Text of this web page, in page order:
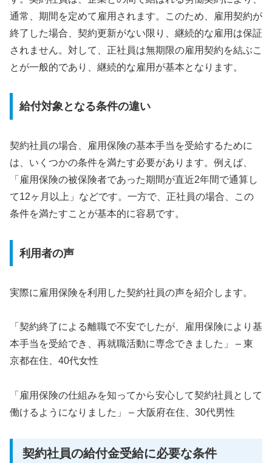
通常、期間を定めて雇用されます。このため、雇用契約が
終了した場合、契約更新がない限り、継続的な雇用は保証
されません。対して、正社員は無期限の雇用契約を結ぶこ
とが一般的であり、継続的な雇用が基本となります。
給付対象となる条件の違い
契約社員の場合、雇用保険の基本手当を受給するために
は、いくつかの条件を満たす必要があります。例えば、
「雇用保険の被保険者であった期間が直近2年間で通算し
て12ヶ月以上」などです。一方で、正社員の場合、この
条件を満たすことが基本的に容易です。
利用者の声
実際に雇用保険を利用した契約社員の声を紹介します。
「契約終了による離職で不安でしたが、雇用保険により基
本手当を受給でき、再就職活動に専念できました」 – 東
京都在住、40代女性
「雇用保険の仕組みを知ってから安心して契約社員として
働けるようになりました」 – 大阪府在住、30代男性
契約社員の給付金受給に必要な条件